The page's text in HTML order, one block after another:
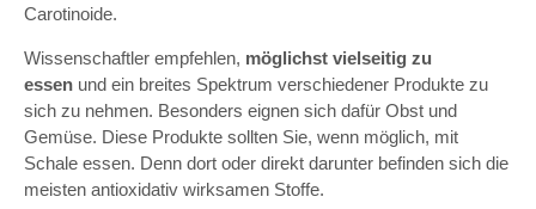
Carotinoide.
Wissenschaftler empfehlen, möglichst vielseitig zu
essen und ein breites Spektrum verschiedener Produkte zu
sich zu nehmen. Besonders eignen sich dafür Obst und
Gemüse. Diese Produkte sollten Sie, wenn möglich, mit
Schale essen. Denn dort oder direkt darunter befinden sich die
meisten antioxidativ wirksamen Stoffe.